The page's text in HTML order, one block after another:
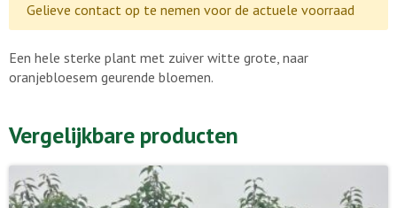
Gelieve contact op te nemen voor de actuele voorraad
Een hele sterke plant met zuiver witte grote, naar
oranjebloesem geurende bloemen.
Vergelijkbare producten